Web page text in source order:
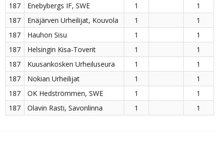
187
Enebybergs IF, SWE 1
1
187
Enäjärven Urheilijat, Kouvola 1
1
187
Hauhon Sisu 1
1
187
Helsingin Kisa-Toverit 1
1
187
Kuusankosken Urheiluseura 1
1
187
Nokian Urheilijat 1
1
187
OK Hedströmmen, SWE 1
1
187
Olavin Rasti, Savonlinna 1 1